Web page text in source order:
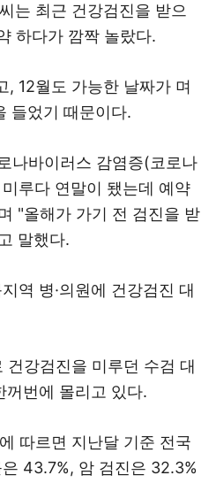
는 최근 건강검진을 받으
하다가 깜짝 놀랐다.
, 12월도 가능한 날짜가 며
들었기 때문이다.
나바이러스 감염증(코로나
루다 연말이 됐는데 예약
"올해가 가기 전 검진을 받
말했다.
역 병·의원에 건강검진 대
건강검진을 미루던 수검 대
꺼번에 몰리고 있다.
따르면 지난달 기준 전국
43.7%, 암 검진은 32.3%